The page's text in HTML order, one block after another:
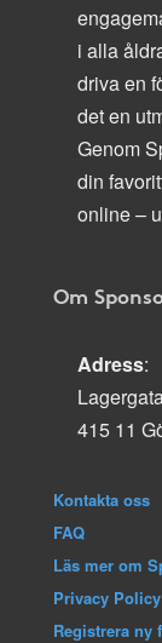
i alla
driva en
det en
Genom
din
online –
Om
Adress:
415 11
Kontakta oss
FAQ
Läs mer om
Privacy Policy
Registrera ny